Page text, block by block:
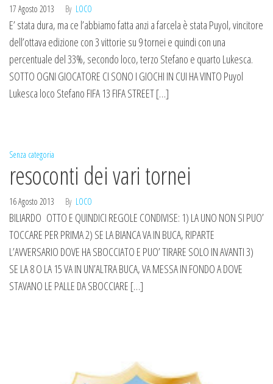
17 Agosto 2013 By LOCO
E’ stata dura, ma ce l’abbiamo fatta anzi a farcela è stata Puyol, vincitore
dell’ottava edizione con 3 vittorie su 9 tornei e quindi con una
percentuale del 33%, secondo loco, terzo Stefano e quarto Lukesca.
SOTTO OGNI GIOCATORE CI SONO I GIOCHI IN CUI HA VINTO Puyol
Lukesca loco Stefano FIFA 13 FIFA STREET […]
Senza categoria
resoconti dei vari tornei
16 Agosto 2013 By LOCO
BILIARDO OTTO E QUINDICI REGOLE CONDIVISE: 1) LA UNO NON SI PUO’
TOCCARE PER PRIMA 2) SE LA BIANCA VA IN BUCA, RIPARTE
L’AVVERSARIO DOVE HA SBOCCIATO E PUO’ TIRARE SOLO IN AVANTI 3)
SE LA 8 O LA 15 VA IN UN’ALTRA BUCA, VA MESSA IN FONDO A DOVE
STAVANO LE PALLE DA SBOCCIARE […]